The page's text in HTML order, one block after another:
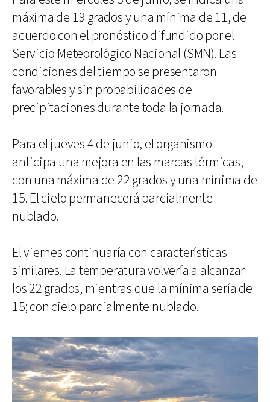
máxima de 19 grados y una mínima de 11, de
acuerdo con el pronóstico difundido por el
Servicio Meteorológico Nacional (SMN). Las
condiciones del tiempo se presentaron
favorables y sin probabilidades de
precipitaciones durante toda la jornada.
Para el jueves 4 de junio, el organismo
anticipa una mejora en las marcas térmicas,
con una máxima de 22 grados y una mínima de
15. El cielo permanecerá parcialmente
nublado.
El viernes continuaría con características
similares. La temperatura volvería a alcanzar
los 22 grados, mientras que la mínima sería de
15; con cielo parcialmente nublado.